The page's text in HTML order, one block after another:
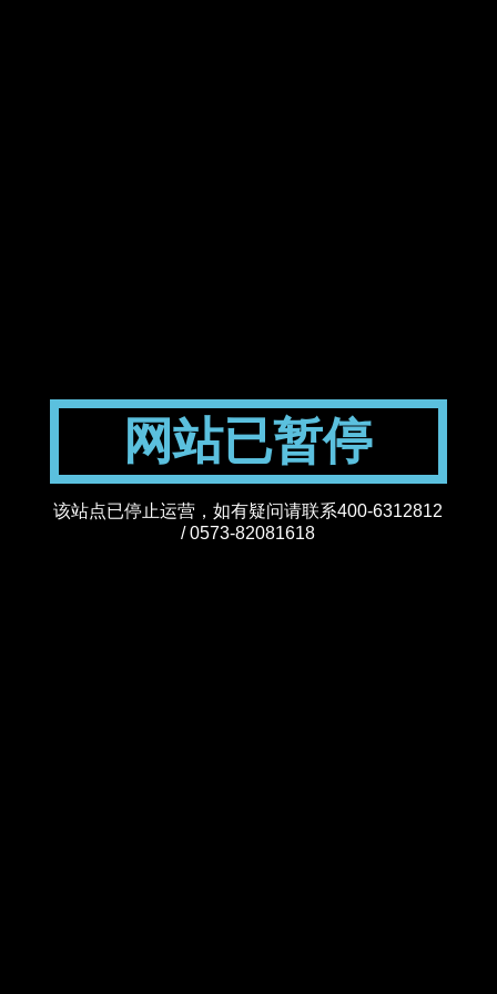
网站已暂停
该站点已停止运营，如有疑问请联系400-6312812
/ 0573-82081618